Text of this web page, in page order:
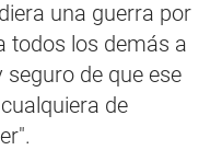
una guerra por
todos los demás a
de que ese
de